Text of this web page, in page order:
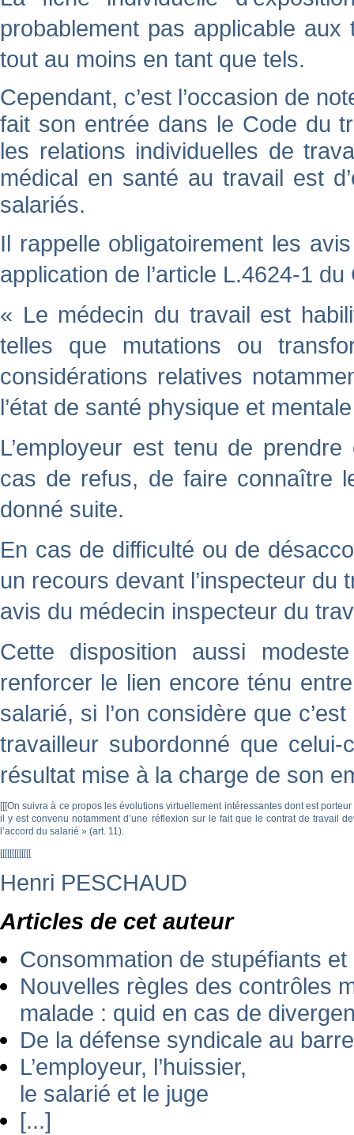
probablement pas applicable
tout au moins en tant que tels.
Cependant, c’est l’occasion de
fait son entrée dans le Code du
les relations individuelles de
médical en santé au travail est
salariés.
Il rappelle obligatoirement les
application de l’article L.4624-1
« Le médecin du travail est
telles que mutations ou
considérations relatives
l’état de santé physique et
L’employeur est tenu de
cas de refus, de faire connaître
donné suite.
En cas de difficulté ou de
un recours devant l’inspecteur
avis du médecin inspecteur du
Cette disposition aussi
renforcer le lien encore ténu
salarié, si l’on considère que
travailleur subordonné que
résultat mise à la charge de son
[[[On suivra à ce propos les évolutions virtuellement intéressantes dont est
il y est convenu notamment d’une réflexion sur le fait que le contrat de travail
l’accord du salarié » (art. 11).
[[[[[[[[[[[[[
Henri PESCHAUD
Articles de cet auteur
Consommation de stupéfiants
Nouvelles règles des contrôles
malade : quid en cas de
De la défense syndicale au
L’employeur, l’huissier,
le salarié et le juge
[...]